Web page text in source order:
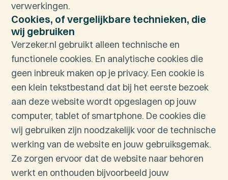
verwerkingen.
Cookies, of vergelijkbare technieken, die
wij gebruiken
Verzeker.nl gebruikt alleen technische en
functionele cookies. En analytische cookies die
geen inbreuk maken op je privacy. Een cookie is
een klein tekstbestand dat bij het eerste bezoek
aan deze website wordt opgeslagen op jouw
computer, tablet of smartphone. De cookies die
wij gebruiken zijn noodzakelijk voor de technische
werking van de website en jouw gebruiksgemak.
Ze zorgen ervoor dat de website naar behoren
werkt en onthouden bijvoorbeeld jouw